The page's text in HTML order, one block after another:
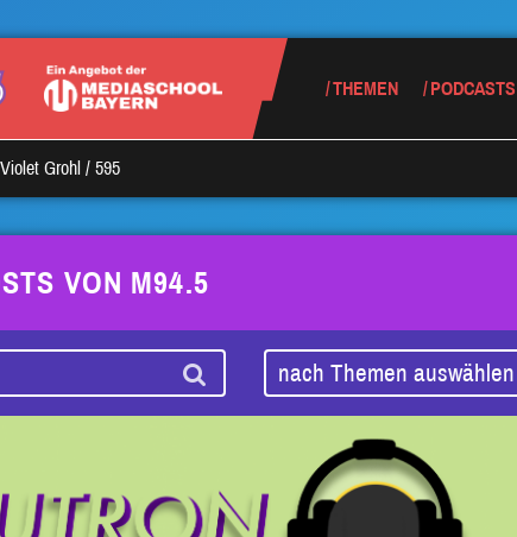
THEMEN PODCASTS
Violet Grohl / 595
VON M94.5